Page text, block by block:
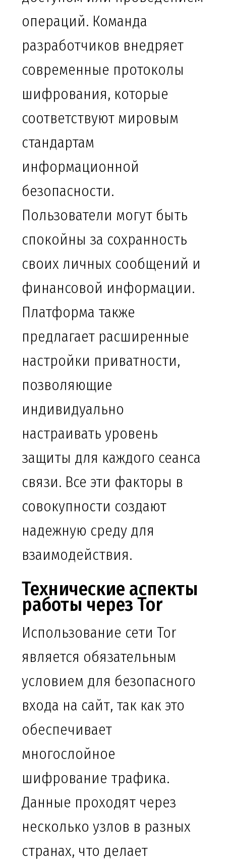
операций. Команда
разработчиков внедряет
современные протоколы
шифрования, которые
соответствуют мировым
стандартам
информационной
безопасности.
Пользователи могут быть
спокойны за сохранность
своих личных сообщений и
финансовой информации.
Платформа также
предлагает расширенные
настройки приватности,
позволяющие
индивидуально
настраивать уровень
защиты для каждого сеанса
связи. Все эти факторы в
совокупности создают
надежную среду для
взаимодействия.
Технические аспекты
работы через Tor
Использование сети Tor
является обязательным
условием для безопасного
входа на сайт, так как это
обеспечивает
многослойное
шифрование трафика.
Данные проходят через
несколько узлов в разных
странах, что делает